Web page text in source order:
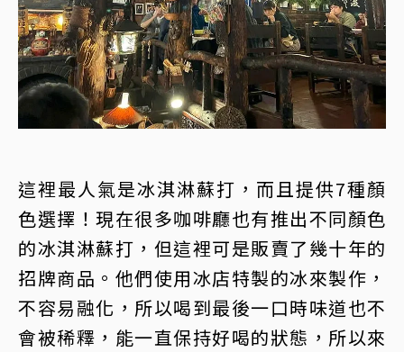
這裡最人氣是冰淇淋蘇打，而且提供7種顏
色選擇！現在很多咖啡廳也有推出不同顏色
的冰淇淋蘇打，但這裡可是販賣了幾十年的
招牌商品。他們使用冰店特製的冰來製作，
不容易融化，所以喝到最後一口時味道也不
會被稀釋，能一直保持好喝的狀態，所以來